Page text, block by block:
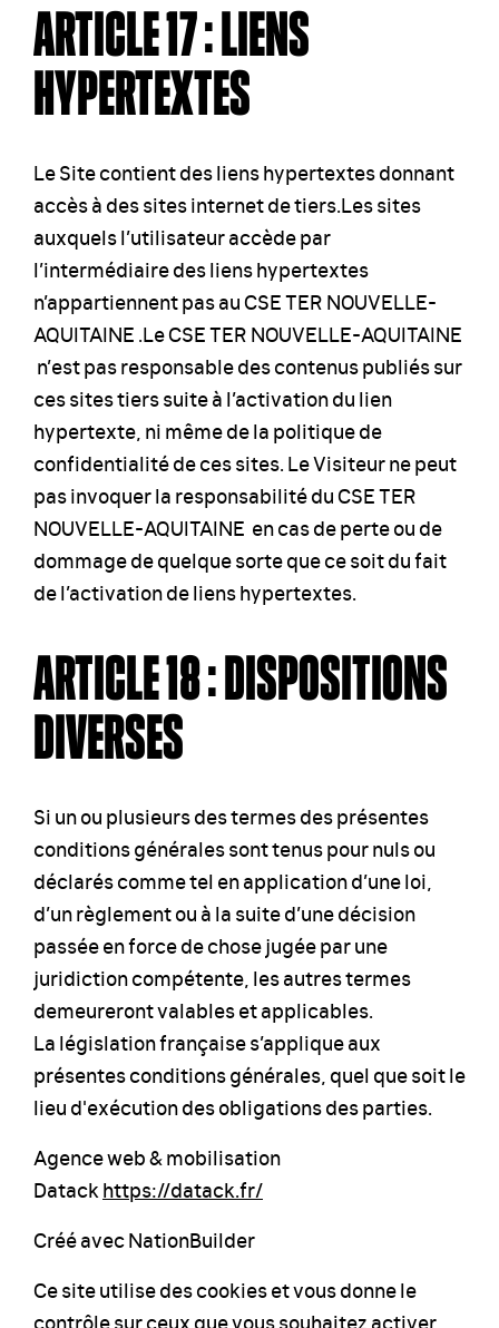
ARTICLE 17 : LIENS
HYPERTEXTES
Le Site contient des liens hypertextes donnant
accès à des sites internet de tiers.Les sites
auxquels l’utilisateur accède par
l’intermédiaire des liens hypertextes
n’appartiennent pas au CSE TER NOUVELLE-
AQUITAINE .Le CSE TER NOUVELLE-AQUITAINE
n’est pas responsable des contenus publiés sur
ces sites tiers suite à l’activation du lien
hypertexte, ni même de la politique de
confidentialité de ces sites. Le Visiteur ne peut
pas invoquer la responsabilité du CSE TER
NOUVELLE-AQUITAINE en cas de perte ou de
dommage de quelque sorte que ce soit du fait
de l’activation de liens hypertextes.
ARTICLE 18 : DISPOSITIONS
DIVERSES
Si un ou plusieurs des termes des présentes
conditions générales sont tenus pour nuls ou
déclarés comme tel en application d’une loi,
d’un règlement ou à la suite d’une décision
passée en force de chose jugée par une
juridiction compétente, les autres termes
demeureront valables et applicables.
La législation française s’applique aux
présentes conditions générales, quel que soit le
lieu d'exécution des obligations des parties.
Agence web & mobilisation
Datackhttps://datack.fr/
Créé avec NationBuilder
Ce site utilise des cookies et vous donne le
contrôle sur ceux que vous souhaitez activer